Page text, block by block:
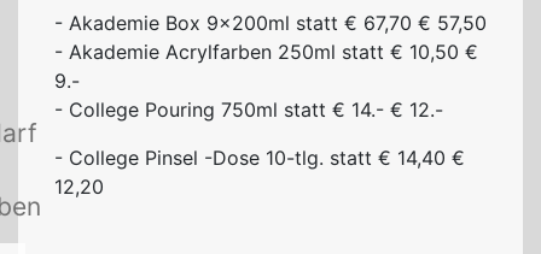
- Akademie Box 9×200ml statt € 67,70 € 57,50
- Akademie Acrylfarben 250ml statt € 10,50 €
9.-
- College Pouring 750ml statt € 14.- € 12.-
- College Pinsel -Dose 10-tlg. statt € 14,40 €
12,20